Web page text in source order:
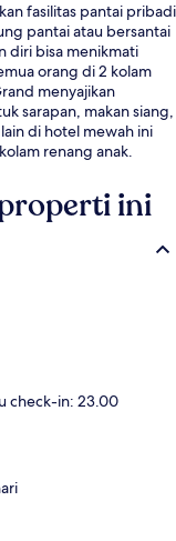
fasilitas pantai pribadi
pantai atau bersantai
diri bisa menikmati
orang di 2 kolam
menyajikan
sarapan, makan siang,
di hotel mewah ini
renang anak.
ini
check-in: 23.00